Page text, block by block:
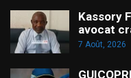
Kassory
avocat
7 Août, 2026